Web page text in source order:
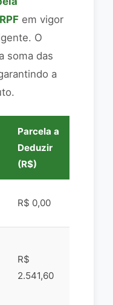
em vigor
O
soma das
a
Parcela a
Deduzir
(R$)
R$ 0,00
R$
2.541,60